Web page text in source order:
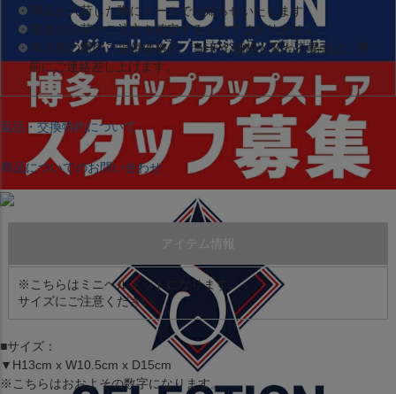
商品が入荷した際にメールでお知らせいたします。
商品の入荷やご注文を確定するものではありません。
再入荷の際のご提供価格が、当HPの価格と変わる場合は、事
前にご連絡差し上げます。
返品・交換特約について
商品についてのお問い合わせ
アイテム情報
※こちらはミニヘルメットになります。
サイズにご注意ください
■サイズ：
▼H13cm x W10.5cm x D15cm
※こちらはおおよその数字になります。